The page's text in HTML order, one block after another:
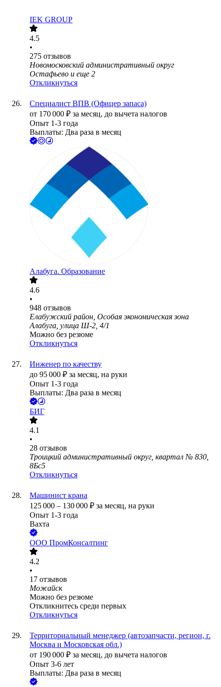
IEK GROUP
4.5
•
275 отзывов
Новомосковский административный округ
Остафьево и еще 2
Откликнуться
Специалист ВПВ (Офицер запаса)
от 170 000 ₽ за месяц, до вычета налогов
Опыт 1-3 года
Выплаты: Два раза в месяц
Алабуга. Образование
4.6
•
948 отзывов
Елабужский район, Особая экономическая зона
Алабуга, улица Ш-2, 4/1
Можно без резюме
Откликнуться
Инженер по качеству
до 95 000 ₽ за месяц, на руки
Опыт 1-3 года
Выплаты: Два раза в месяц
БИГ
4.1
•
28 отзывов
Троицкий административный округ, квартал № 830,
8Бс5
Откликнуться
Машинист крана
125 000 – 130 000 ₽ за месяц, на руки
Опыт 1-3 года
Вахта
ООО ПромКонсалтинг
4.2
•
17 отзывов
Можайск
Можно без резюме
Откликнитесь среди первых
Откликнуться
Территориальный менеджер (автозапчасти, регион, г.
Москва и Московская обл.)
от 190 000 ₽ за месяц, до вычета налогов
Опыт 3-6 лет
Выплаты: Два раза в месяц